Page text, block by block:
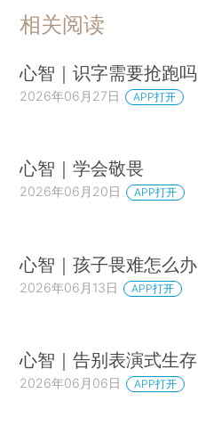
相关阅读
心智｜识字需要抢跑吗
2026年06月27日 APP打开
心智｜学会敬畏
2026年06月20日 APP打开
心智｜孩子畏难怎么办
2026年06月13日 APP打开
心智｜告别表演式生存
2026年06月06日 APP打开